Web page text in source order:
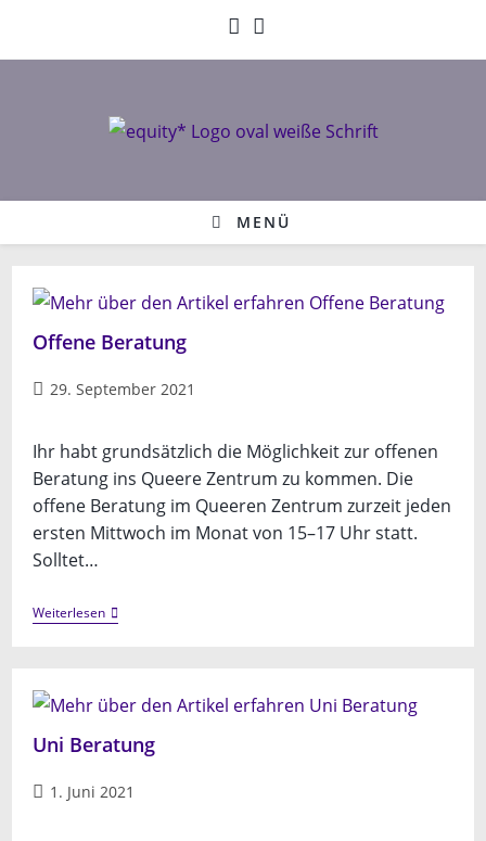
springen
MENÜ
Offene Beratung
Beitrag
29. September 2021
Ihr habt grundsätzlich die Möglichkeit zur offenen
Beratung ins Queere Zentrum zu kommen. Die
offene Beratung im Queeren Zentrum zurzeit jeden
ersten Mittwoch im Monat von 15–17 Uhr statt.
Solltet…
WeiterlesenOffene
Beratung
Uni Beratung
Beitrag
1. Juni 2021